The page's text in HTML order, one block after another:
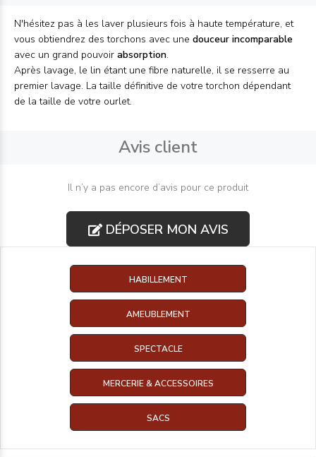
N'hésitez pas à les laver plusieurs fois à haute température, et
vous obtiendrez des torchons avec une douceur incomparable
avec un grand pouvoir absorption.
Après lavage, le lin étant une fibre naturelle, il se resserre au
premier lavage. La taille définitive de votre torchon dépendant
de la taille de votre ourlet.
Avis client
Il n’y a pas encore d’avis pour ce produit
DÉPOSER MON AVIS
HABILLEMENT
AMEUBLEMENT
SPECTACLE
MERCERIE & ACCESSOIRES
SACS